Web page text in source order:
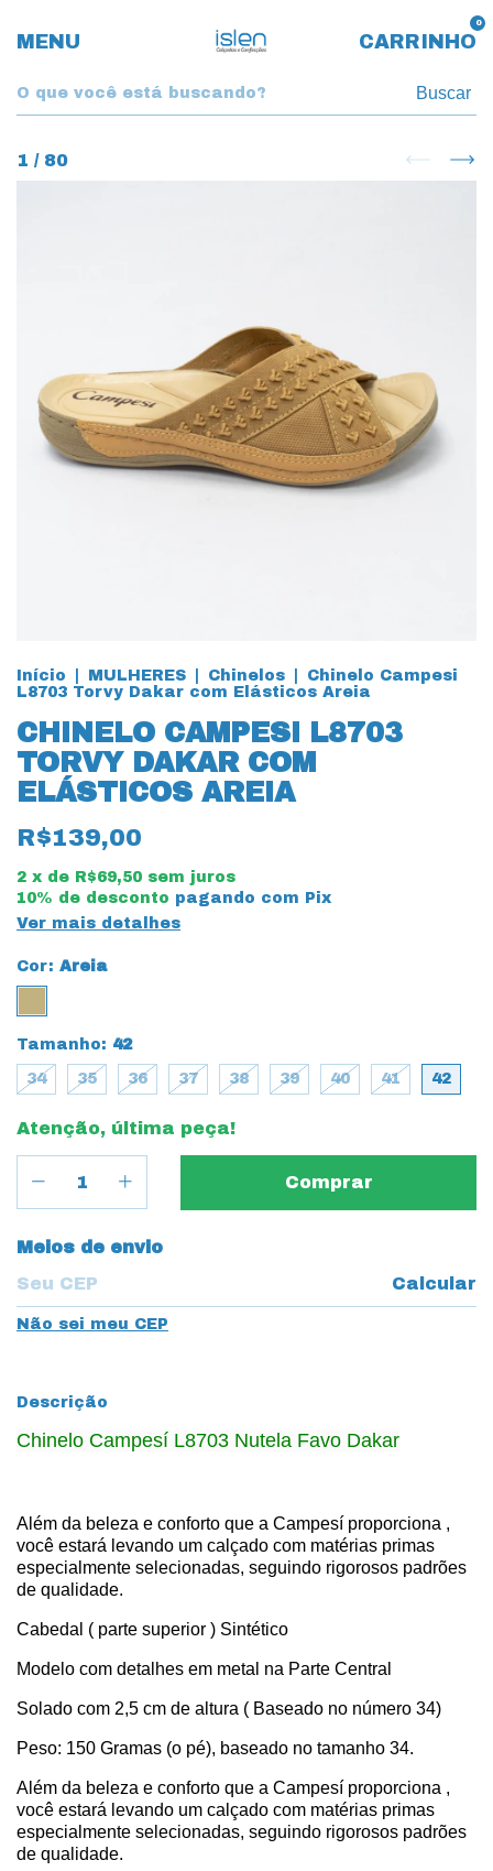
MENU CARRINHO
0
Buscar
1 / 80
Início MULHERES Chinelos
Chinelo Campesi
L8703 Torvy Dakar com Elásticos Areia
CHINELO CAMPESI L8703
TORVY DAKAR COM
ELÁSTICOS AREIA
R$139,00
2 x de R$69,50 sem juros
10% de desconto pagando com Pix
Ver mais detalhes
Cor: Areia
Tamanho: 42
34 35 36 37 38 39 40 41 42
Atenção, última peça!
Entregas para o CEP:
Meios de envio
Calcular
Não sei meu CEP
Descrição
Chinelo Campesí L8703 Nutela Favo Dakar
Além da beleza e conforto que a Campesí proporciona ,
você estará levando um calçado com matérias primas
especialmente selecionadas, seguindo rigorosos padrões
de qualidade.
Cabedal ( parte superior ) Sintético
Modelo com detalhes em metal na Parte Central
Solado com 2,5 cm de altura ( Baseado no número 34)
Peso: 150 Gramas (o pé), baseado no tamanho 34.
Além da beleza e conforto que a Campesí proporciona ,
você estará levando um calçado com matérias primas
especialmente selecionadas, seguindo rigorosos padrões
de qualidade.